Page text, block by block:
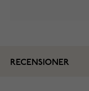
RECENSIONER